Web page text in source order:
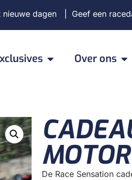
nieuwe dagen | Geef een
Over ons
De Race Sensation